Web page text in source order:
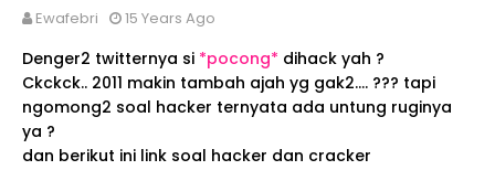
Ewafebri 15 Years Ago
Denger2 twitternya si *pocong* dihack yah ?
Ckckck.. 2011 makin tambah ajah yg gak2.... ??? tapi
ngomong2 soal hacker ternyata ada untung ruginya
ya ?
dan berikut ini link soal hacker dan cracker